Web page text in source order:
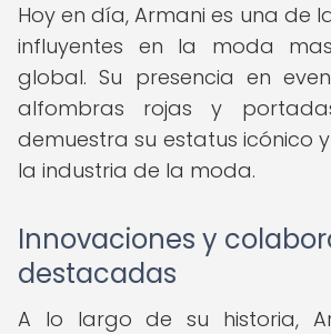
Hoy en día, Armani es una de
influyentes en la moda
global. Su presencia en
alfombras rojas y
demuestra su estatus icónico
la industria de la moda.
Innovaciones y
destacadas
A lo largo de su historia,